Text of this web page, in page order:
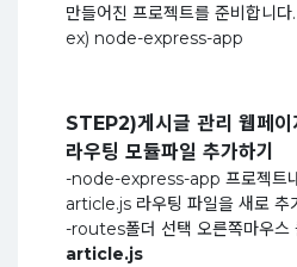
만들어진 프로젝트를 준비합니다.
ex) node-express-app
STEP2)게시글 관리 웹페이
라우팅 모듈파일 추가하기
-node-express-app 프로젝트
article.js 라우팅 파일을 새로 추
-routes폴더 선택 오른쪽마우스
article.js